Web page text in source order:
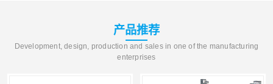
产品推荐
Development, design, production and sales in one of the manufacturing
enterprises